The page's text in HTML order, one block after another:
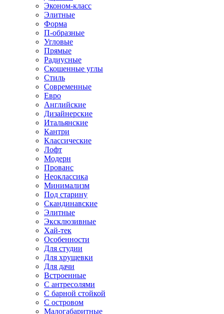
Эконом-класс
Элитные
Форма
П-образные
Угловые
Прямые
Радиусные
Скошенные углы
Стиль
Современные
Евро
Английские
Дизайнерские
Итальянские
Кантри
Классические
Лофт
Модерн
Прованс
Неоклассика
Минимализм
Под старину
Скандинавские
Элитные
Эксклюзивные
Хай-тек
Особенности
Для студии
Для хрущевки
Для дачи
Встроенные
С антресолями
С барной стойкой
С островом
Малогабаритные